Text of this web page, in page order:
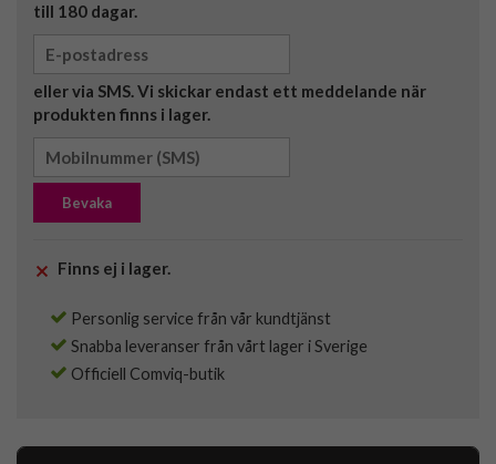
till 180 dagar.
eller via SMS. Vi skickar endast ett meddelande när
produkten finns i lager.
Bevaka
Finns ej i lager.
Personlig service från vår kundtjänst
Snabba leveranser från vårt lager i Sverige
Officiell Comviq-butik